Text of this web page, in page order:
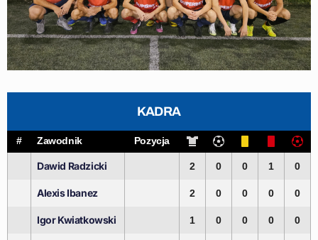
KADRA
# Zawodnik Pozycja
Dawid Radzicki 2 0 0 1 0
Alexis Ibanez 2 0 0 0 0
Igor Kwiatkowski 1 0 0 0 0